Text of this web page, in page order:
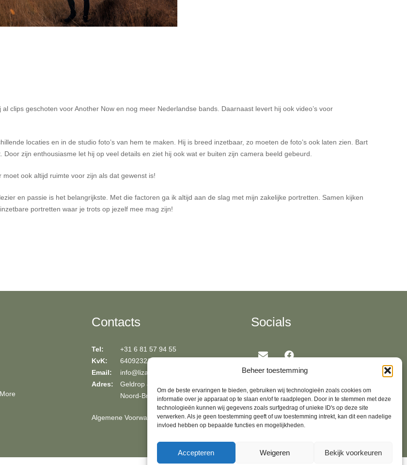
Beheer toestemming
Om de beste ervaringen te bieden, gebruiken wij technologieën zoals cookies om
informatie over je apparaat op te slaan en/of te raadplegen. Door in te stemmen met deze
technologieën kunnen wij gegevens zoals surfgedrag of unieke ID's op deze site
verwerken. Als je geen toestemming geeft of uw toestemming intrekt, kan dit een nadelige
invloed hebben op bepaalde functies en mogelijkheden.
Accepteren Weigeren Bekijk voorkeuren
clips geschoten voor Another Now en nog meer Nederlandse bands. Daarnaast levert hij ook video’s voor
locaties en in de studio foto’s van hem te maken. Hij is breed inzetbaar, zo moeten de foto’s ook laten zien. Bart
zijn enthousiasme let hij op veel details en ziet hij ook wat er buiten zijn camera beeld gebeurd.
ook altijd ruimte voor zijn als dat gewenst is!
en passie is het belangrijkste. Met die factoren ga ik altijd aan de slag met mijn zakelijke portretten. Samen kijken
portretten waar je trots op jezelf mee mag zijn!
Contacts Socials
Tel:
KvK:
Email:
Adres:
+31 6 81 57 94 55
64092321
info@lizavandeven.nl
Geldrop & fotostudio in Oirschot,
Noord-Brabant
Algemene Voorwaarden